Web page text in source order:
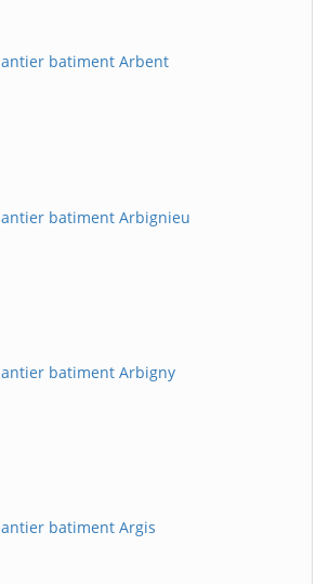
batiment Arbent
batiment Arbignieu
batiment Arbigny
batiment Argis